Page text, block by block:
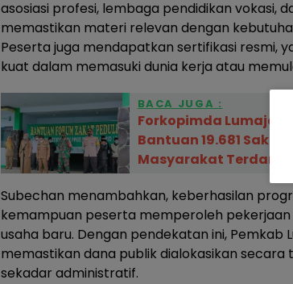
asosiasi profesi, lembaga pendidikan vokasi,
memastikan materi relevan dengan
Peserta juga mendapatkan sertifikasi resmi,
kuat dalam memasuki dunia kerja atau
BACA JUGA :
Forkopimda Lumajang
Bantuan 19.681 Sak
Masyarakat
Subechan menambahkan, keberhasilan
kemampuan peserta memperoleh
usaha baru. Dengan pendekatan ini, Pemkab
memastikan dana publik dialokasikan secara
sekadar administratif.